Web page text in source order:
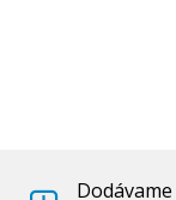
Dodávame